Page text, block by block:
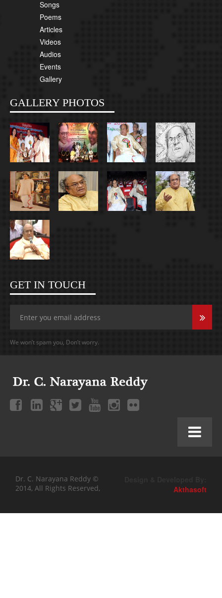
Songs
Poems
Articles
Videos
Audios
Events
Gallery
GALLERY PHOTOS
GET IN TOUCH
We won’t spam you, Don’t worry.
Dr. C. Narayana Reddy ©
2014, All Rights Reserved,
Akthasoft